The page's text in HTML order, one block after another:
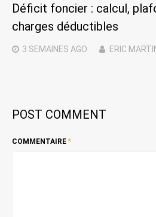
Déficit foncier : calcul,
charges déductibles
3 SEMAINES AGO ERIC
POST COMMENT
COMMENTAIRE *